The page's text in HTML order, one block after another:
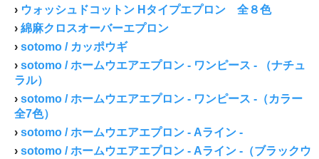
› ウォッシュドコットン Hタイプエプロン 全８色
› 綿麻クロスオーバーエプロン
› sotomo / カッポウギ
› sotomo / ホームウエアエプロン - ワンピース - （ナチュ
ラル）
› sotomo / ホームウエアエプロン - ワンピース -（カラー
全7色）
› sotomo / ホームウエアエプロン - Aライン -
› sotomo / ホームウエアエプロン - Aライン -（ブラックウ